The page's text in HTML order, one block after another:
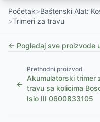
Početak>Baštenski Alat:
>Trimeri za travu
← Pogledaj sve proizvode
←
Prethodni proizvod
Akumulatorski trimer
travu sa kolicima
Isio III 0600833105